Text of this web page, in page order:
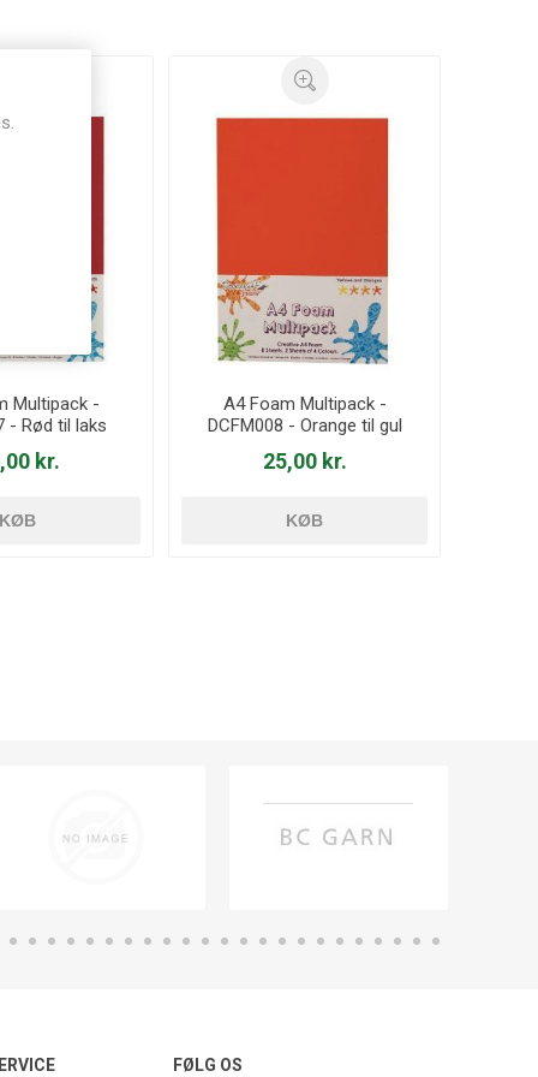
Multipack -
- Rød til laks
kr.
KØB
A4 Foam Multipack -
DCFM008 - Orange til gul
25,00 kr.
KØB
FØLG OS